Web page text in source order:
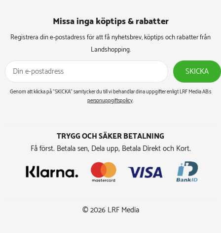
Missa inga köptips & rabatter​
Registrera din e-postadress för att få nyhetsbrev, köptips och rabatter från
Landshopping.
SKICKA
Genom att klicka på ”SKICKA” samtycker du till vi behandlar dina uppgifter enligt LRF Media AB:s
personuppgiftspolicy.
TRYGG OCH SÄKER BETALNING
Få först. Betala sen, Dela upp, Betala Direkt och Kort.
© 2026 LRF Media